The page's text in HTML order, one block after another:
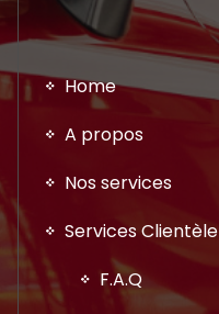
Home
A propos
Nos services
Services Clientèle
F.A.Q